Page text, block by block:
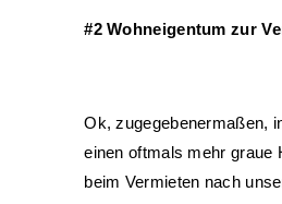
#2 Wohneigentum zur
Ok, zugegebenermaßen,
einen oftmals mehr graue
beim Vermieten nach